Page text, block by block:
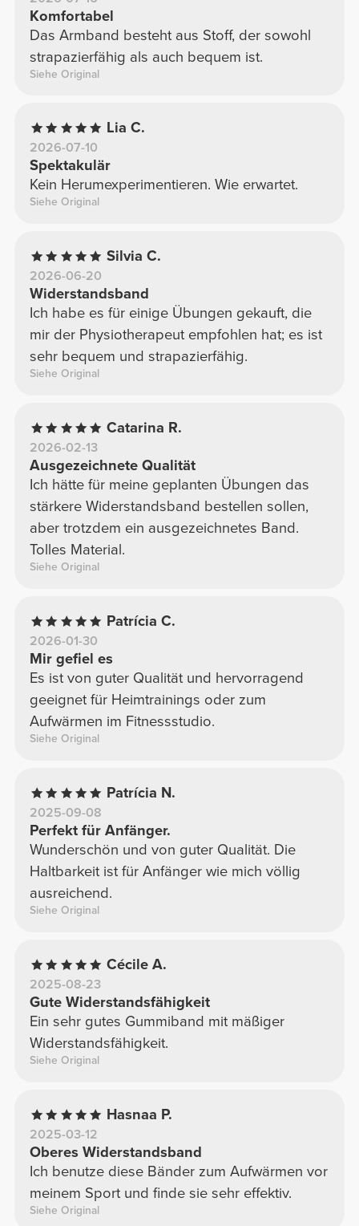
Komfortabel
Das Armband besteht aus Stoff, der sowohl
strapazierfähig als auch bequem ist.
Siehe Original
Lia C.
2026-07-10
Spektakulär
Kein Herumexperimentieren. Wie erwartet.
Siehe Original
Silvia C.
2026-06-20
Widerstandsband
Ich habe es für einige Übungen gekauft, die
mir der Physiotherapeut empfohlen hat; es ist
sehr bequem und strapazierfähig.
Siehe Original
Catarina R.
2026-02-13
Ausgezeichnete Qualität
Ich hätte für meine geplanten Übungen das
stärkere Widerstandsband bestellen sollen,
aber trotzdem ein ausgezeichnetes Band.
Tolles Material.
Siehe Original
Patrícia C.
2026-01-30
Mir gefiel es
Es ist von guter Qualität und hervorragend
geeignet für Heimtrainings oder zum
Aufwärmen im Fitnessstudio.
Siehe Original
Patrícia N.
2025-09-08
Perfekt für Anfänger.
Wunderschön und von guter Qualität. Die
Haltbarkeit ist für Anfänger wie mich völlig
ausreichend.
Siehe Original
Cécile A.
2025-08-23
Gute Widerstandsfähigkeit
Ein sehr gutes Gummiband mit mäßiger
Widerstandsfähigkeit.
Siehe Original
Hasnaa P.
2025-03-12
Oberes Widerstandsband
Ich benutze diese Bänder zum Aufwärmen vor
meinem Sport und finde sie sehr effektiv.
Siehe Original